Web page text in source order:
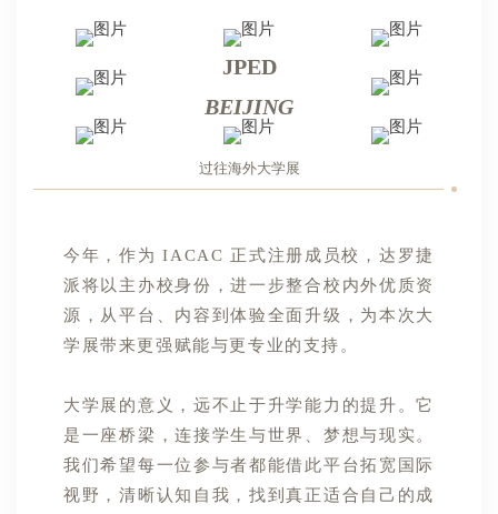
JPED
BEIJING
过往海外大学展
今年，作为 IACAC 正式注册成员校，达罗捷
派将以主办校身份，进一步整合校内外优质资
源，从平台、内容到体验全面升级，为本次大
学展带来更强赋能与更专业的支持。
大学展的意义，远不止于升学能力的提升。它
是一座桥梁，连接学生与世界、梦想与现实。
我们希望每一位参与者都能借此平台拓宽国际
视野，清晰认知自我，找到真正适合自己的成